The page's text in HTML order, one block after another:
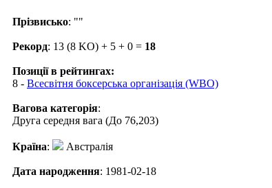
Прізвисько: ""
Рекорд: 13 (8 KO) + 5 + 0 = 18
Позиції в рейтингах:
8 - Всесвітня боксерська організація (WBO)
Вагова категорія:
Друга середня вага (До 76,203)
Країна: Австралія
Дата народження: 1981-02-18